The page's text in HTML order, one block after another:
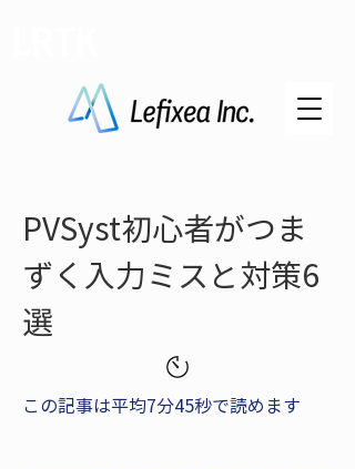
PVSyst初心者がつま
ずく入力ミスと対策6
選
この記事は平均7分45秒で読めます